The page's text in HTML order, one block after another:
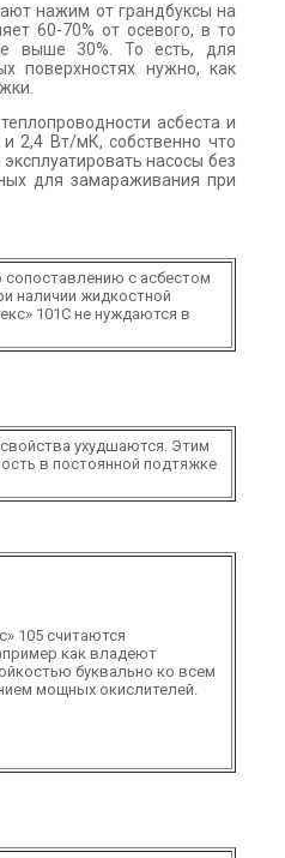
нажим от грандбуксы на
60-70% от осевого, в то
выше 30%. То есть, для
поверхностях нужно, как
асбеста и
2,4 Вт/мК, собственно что
насосы без
для замараживания при
с асбестом
наличии жидкостной
101С не нуждаются в
ухудшаются. Этим
в постоянной подтяжке
105 считаются
как владеют
буквально ко всем
мощных окислителей.